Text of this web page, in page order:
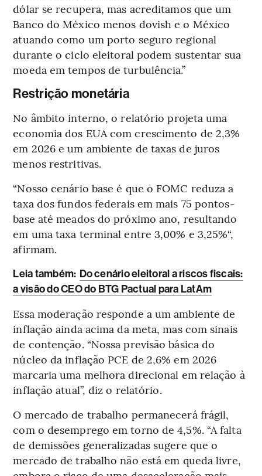
dólar se recupera, mas acreditamos que um
Banco do México menos dovish e o México
atuando como um porto seguro regional
durante o ciclo eleitoral podem sustentar sua
moeda em tempos de turbulência.”
Restrição monetária
No âmbito interno, o relatório projeta uma
economia dos EUA com crescimento de 2,3%
em 2026 e um ambiente de taxas de juros
menos restritivas.
“Nosso cenário base é que o FOMC reduza a
taxa dos fundos federais em mais 75 pontos-
base até meados do próximo ano, resultando
em uma taxa terminal entre 3,00% e 3,25%“,
afirmam.
Leia também: Do cenário eleitoral a riscos fiscais:
a visão do CEO do BTG Pactual para LatAm
Essa moderação responde a um ambiente de
inflação ainda acima da meta, mas com sinais
de contenção. “Nossa previsão básica do
núcleo da inflação PCE de 2,6% em 2026
marcaria uma melhora direcional em relação à
inflação atual”, diz o relatório.
O mercado de trabalho permanecerá frágil,
com o desemprego em torno de 4,5%. “A falta
de demissões generalizadas sugere que o
mercado de trabalho não está em queda livre,